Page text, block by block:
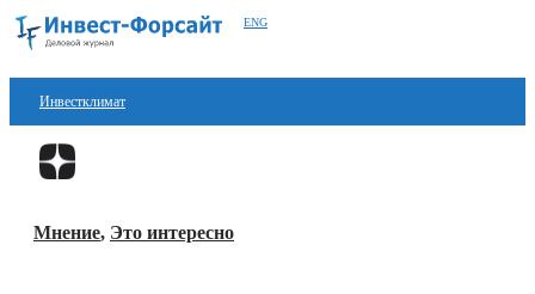
ENG
Инвестклимат
Финансы
Блокчейн
Мнение, Это интересно